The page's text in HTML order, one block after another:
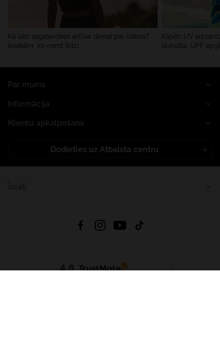
Kā labi sagatavoties aktīvai dienai pie ūdens?
Iesakām, ko ņemt līdzi
Kāpēc UV
dubultai: UPF
Par mums
Informācija
Klientu apkalpošana
Dodieties uz Atbalsta centru
4.8